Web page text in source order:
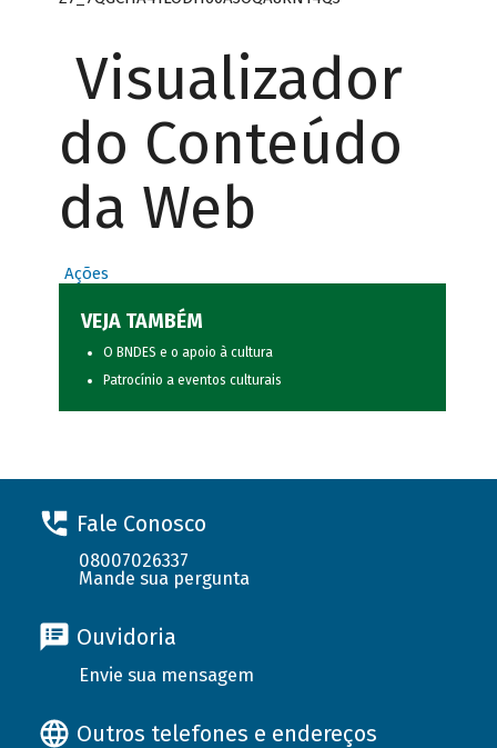
Visualizador
do Conteúdo
da Web
Ações
VEJA TAMBÉM
O BNDES e o apoio à cultura
Patrocínio a eventos culturais
Fale Conosco
08007026337
Mande sua pergunta
Ouvidoria
Envie sua mensagem
Outros telefones e endereços